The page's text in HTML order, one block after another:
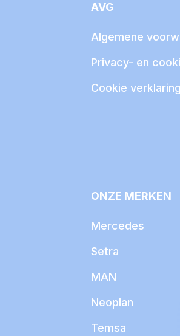
AVG
Algemene
Privacy- en
Cookie verklaring
ONZE MERKEN
Mercedes
Setra
MAN
Neoplan
Temsa